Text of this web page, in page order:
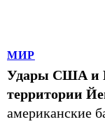
МИР
Удары США и
территории
американские